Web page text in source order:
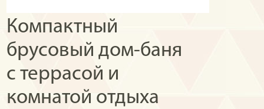
Компактный
брусовый дом-баня
с террасой и
комнатой отдыха